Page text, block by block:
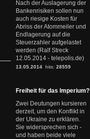
Nach der Auslagerung der
Bankenrisiken sollen nun
auch riesige Kosten für
Abriss der Atommeiler und
Endlagerung auf die
Steuerzahler aufgelastet
werden (Ralf Streck
12.05.2014 - telepolis.de)
13.05.2014 hits: 28559
Freiheit für das Imperium?
Zwei Deutungen kursieren
derzeit, um den Konflikt in
der Ukraine zu erklären.
Sie widersprechen sich -
und haben beide viele